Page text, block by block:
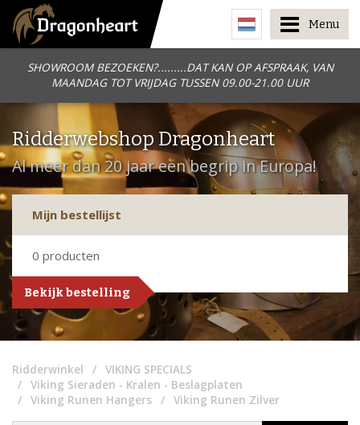
SHOWROOM BEZOEKEN?.........DAT KAN OP AFSPRAAK, VAN
MAANDAG TOT VRIJDAG TUSSEN 09.00-21.00 UUR
Menu
Ridderwebshop Dragonheart
Al meer dan 20 jaar een begrip in Europa!
Mijn bestellijst
0 producten
Bekijk bestelling
Ridderwinkel
VIKING SPECIALS
Viking Sieraden - Kralen - Beslagplaten
Viking Runen Hangers
Viking Runen Zilver